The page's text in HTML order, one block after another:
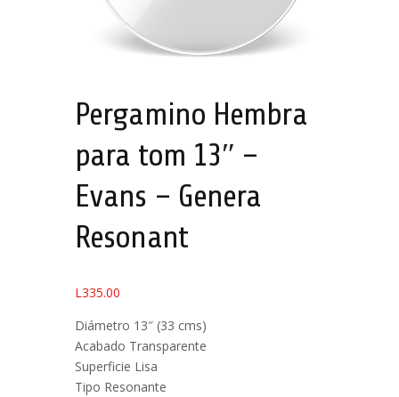
Pergamino Hembra
para tom 13″ –
Evans – Genera
Resonant
L335.00
Diámetro 13″ (33 cms)
Acabado Transparente
Superficie Lisa
Tipo Resonante